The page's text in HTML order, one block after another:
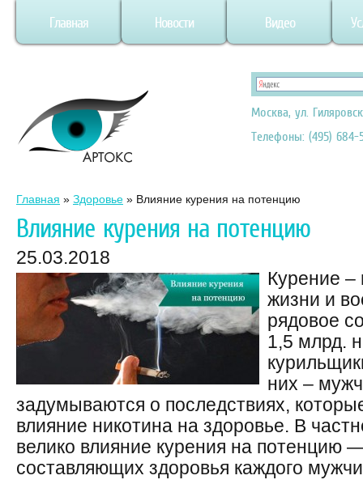
Главная Новости Видео
Москва, ул.
Телефоны: (495) 684-
Главная » Здоровье » Влияние курения на потенцию
Влияние курения на потенцию
25.03.2018
Курение –
жизни и
рядовое
1,5 млрд.
них –
задумываются о последствиях,
влияние никотина на здоровье. В
велико влияние курения на потенцию
составляющих здоровья каждого